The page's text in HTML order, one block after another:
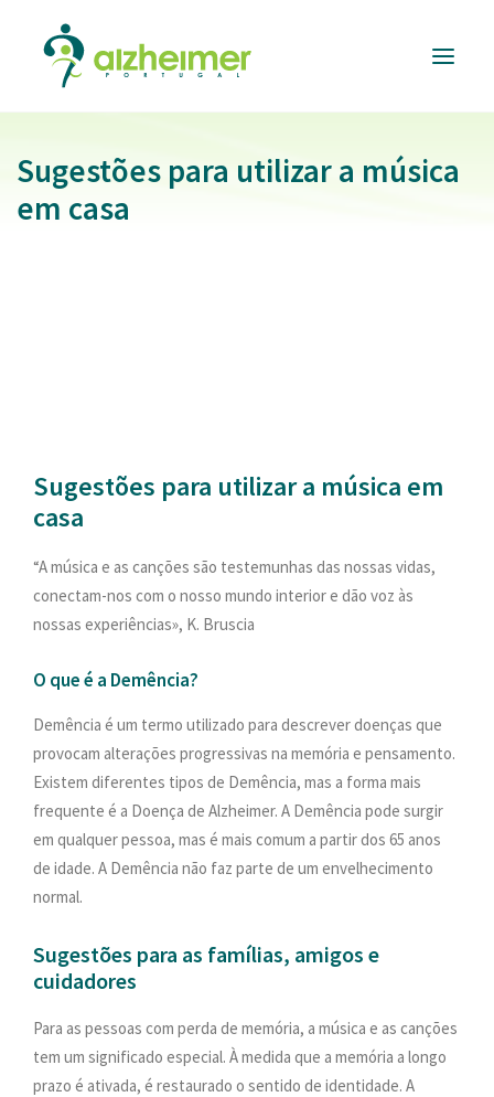
ALZHEIMER
PORTUGAL
INFORMAÇÃO
PESQUISAR
Sugestões para utilizar a música
em casa
Sugestões para utilizar a música em
casa
“A música e as canções são testemunhas das nossas vidas,
conectam-nos com o nosso mundo interior e dão voz às
nossas experiências», K. Bruscia
O que é a Demência?
Demência é um termo utilizado para descrever doenças que
provocam alterações progressivas na memória e pensamento.
Existem diferentes tipos de Demência, mas a forma mais
frequente é a Doença de Alzheimer. A Demência pode surgir
em qualquer pessoa, mas é mais comum a partir dos 65 anos
de idade. A Demência não faz parte de um envelhecimento
normal.
Sugestões para as famílias, amigos e
cuidadores
Para as pessoas com perda de memória, a música e as canções
tem um significado especial. À medida que a memória a longo
prazo é ativada, é restaurado o sentido de identidade. A